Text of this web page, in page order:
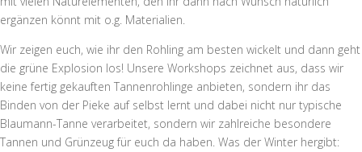
ergänzen könnt mit o.g. Materialien.
Wir zeigen euch, wie ihr den Rohling am besten wickelt und dann geht
die grüne Explosion los! Unsere Workshops zeichnet aus, dass wir
keine fertig gekauften Tannenrohlinge anbieten, sondern ihr das
Binden von der Pieke auf selbst lernt und dabei nicht nur typische
Blaumann-Tanne verarbeitet, sondern wir zahlreiche besondere
Tannen und Grünzeug für euch da haben. Was der Winter hergibt: